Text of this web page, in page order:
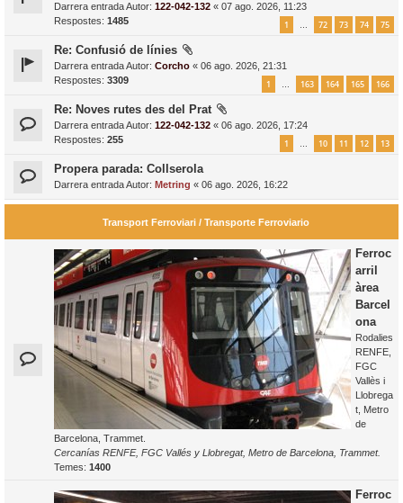
Darrera entrada Autor: 122-042-132 « 07 ago. 2026, 11:23
Respostes: 1485 1 … 72 73 74 75
Re: Confusió de línies
Darrera entrada Autor: Corcho « 06 ago. 2026, 21:31
Respostes: 3309 1 … 163 164 165 166
Re: Noves rutes des del Prat
Darrera entrada Autor: 122-042-132 « 06 ago. 2026, 17:24
Respostes: 255 1 … 10 11 12 13
Propera parada: Collserola
Darrera entrada Autor: Metring « 06 ago. 2026, 16:22
Transport Ferroviari / Transporte Ferroviario
Ferroc
arril
àrea
Barcel
ona
Rodalies
RENFE,
FGC
Vallès i
Llobrega
t, Metro
de
Barcelona, Trammet.
Cercanías RENFE, FGC Vallés y Llobregat, Metro de Barcelona, Trammet.
Temes: 1400
Ferroc